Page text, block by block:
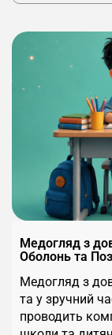
Медогляд з
Оболонь та
Медогляд з
та у зручний
проводить